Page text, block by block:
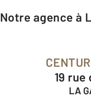
Notre agence à
19
LA